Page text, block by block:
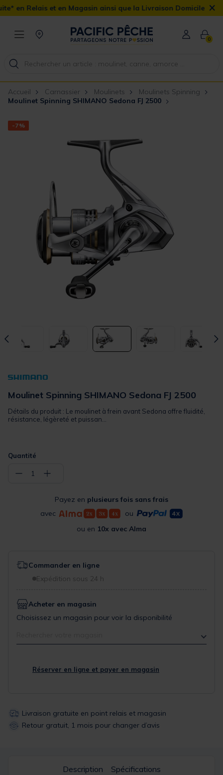
en Magasin ainsi que la Livraison Domicile offerte dès 90€ ×
0
Accueil Carnassier Moulinets
Moulinets Spinning
Moulinet Spinning SHIMANO Sedona FJ 2500
-7%
Moulinet Spinning SHIMANO Sedona FJ 2500
Détails du produit : Le moulinet à frein avant Sedona offre fluidité,
résistance, légèreté et puissan...
Quantité
− 1 +
Payez en plusieurs fois sans frais
avec
ou
ou en 10x avec Alma
Commander en ligne
Expédition sous 24 h
Acheter en magasin
Choisissez un magasin pour voir la disponibilité
Réserver en ligne et payer en magasin
Livraison gratuite en point relais et magasin
Retour gratuit, 1 mois pour changer d’avis
Description Spécifications